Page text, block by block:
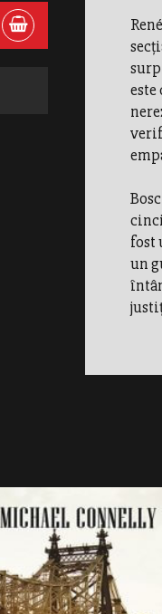
este
fost
un